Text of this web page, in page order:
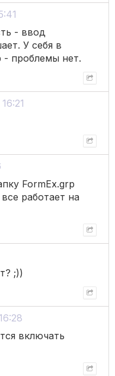
- ввод
У себя в
- проблемы нет.
FormEx.grp
работает на
;))
включать